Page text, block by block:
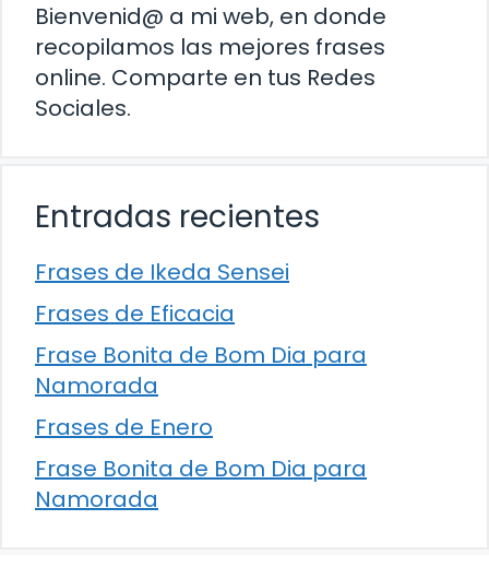
Bienvenid@ a mi web, en donde
recopilamos las mejores frases
online. Comparte en tus Redes
Sociales.
Entradas recientes
Frases de Ikeda Sensei
Frases de Eficacia
Frase Bonita de Bom Dia para
Namorada
Frases de Enero
Frase Bonita de Bom Dia para
Namorada